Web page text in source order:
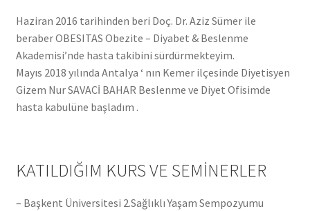
Haziran 2016 tarihinden beri Doç. Dr. Aziz Sümer ile
beraber OBESITAS Obezite – Diyabet & Beslenme
Akademisi’nde hasta takibini sürdürmekteyim.
Mayıs 2018 yılında Antalya ‘ nın Kemer ilçesinde Diyetisyen
Gizem Nur SAVACİ BAHAR Beslenme ve Diyet Ofisimde
hasta kabulüne başladım .
KATILDIĞIM KURS VE SEMİNERLER
– Başkent Üniversitesi 2.Sağlıklı Yaşam Sempozyumu